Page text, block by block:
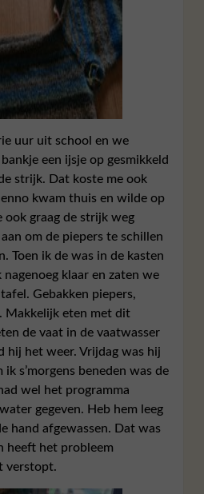
uur uit school en we
een ijsje op gesmikkeld
strijk. Dat koste me ook
kwam thuis en wilde op
graag de strijk weg
om de piepers te schillen
Toen ik de was in de kasten
klaar en zaten we
Gebakken piepers,
Makkelijk eten met dit
de vaat in de vaatwasser
hij het weer. Vrijdag was hij
s’morgens beneden was de
wel het programma
gegeven. Heb hem leeg
hand afgewassen. Dat was
heeft het probleem
verstopt.